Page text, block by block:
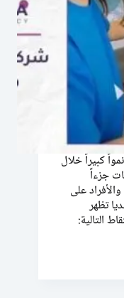
كبيراً خلال
جزءاً
على
تظهر
التالية: